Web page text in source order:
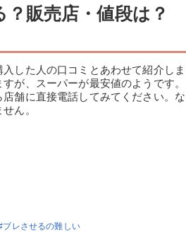
販売店・値段は？
した人の口コミとあわせて紹介しま
が、スーパーが最安値のようです。
舗に直接電話してみてください。な
ん。
ブレさせるの難しい